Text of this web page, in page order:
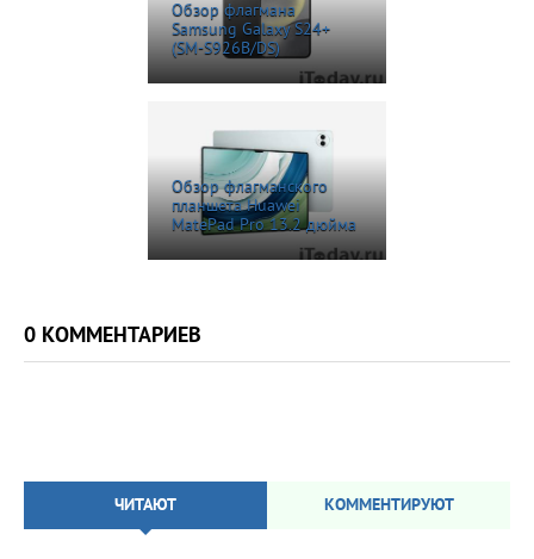
Обзор флагмана
Samsung Galaxy S24+
(SM-S926B/DS)
Обзор флагманского
планшета Huawei
MatePad Pro 13.2 дюйма
0 КОММЕНТАРИЕВ
ЧИТАЮТ КОММЕНТИРУЮТ